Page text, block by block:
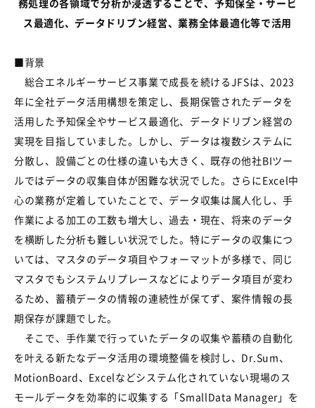
ス最適化、データドリブン経営、業務全体最適化等で活用
■背景
総合エネルギーサービス事業で成長を続ける JFSは、2023
年に全社データ活用構想を策定し、長期保管されたデータを
活用した予知保全やサービス最適化、データドリブン経営の
実現を目指していました。しかし、データは複数システムに
分散し、設備ごとの仕様の違いも大きく、既存の他社BIツー
ルではデータの収集自体が困難な状況でした。さらにExcel中
心の業務が定着していたことで、データ収集は属人化し、手
作業による加工の工数も増大し、過去・現在、将来のデータ
を横断した分析も難しい状況でした。特にデータの収集につ
いては、マスタのデータ項目やフォーマットが多様で、同じ
マスタでもシステムリプレースなどによりデータ項目が変わ
るため、蓄積データの情報の連続性が保てず、案件情報の長
期保存が課題でした。
そこで、手作業で行っていたデータの収集や蓄積の自動化
を叶える新たなデータ活用の環境整備を検討し、 Dr.Sum、
MotionBoard、 Excelなどシステム化されていない現場のス
モールデータを効率的に収集する「SmallData Manager」を